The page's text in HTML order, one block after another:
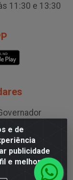
e de
publicidade
e melhorar a
11:30 e 13:30
36